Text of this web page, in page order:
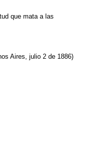
que mata a las
Aires, julio 2 de 1886)